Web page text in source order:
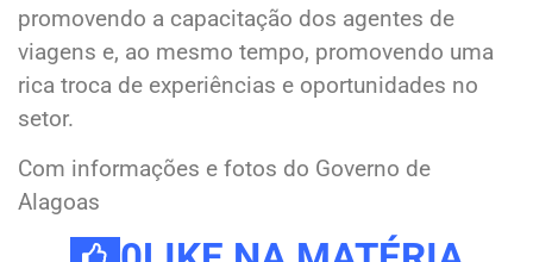
promovendo a capacitação dos agentes de
viagens e, ao mesmo tempo, promovendo uma
rica troca de experiências e oportunidades no
setor.
Com informações e fotos do Governo de
Alagoas